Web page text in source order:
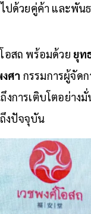
ด้วยคู่ค้า และพัน
อสถ พร้อมด้วย ยุท
ศา กรรมการผู้จัด
การเติบโตอย่าง
งปัจจุบัน